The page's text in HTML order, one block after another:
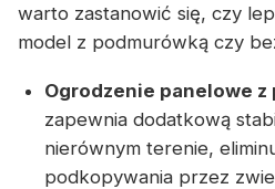
warto zastanowić się, czy
model z podmurówką czy
Ogrodzenie panelowe z
zapewnia dodatkową
nierównym terenie,
podkopywania przez